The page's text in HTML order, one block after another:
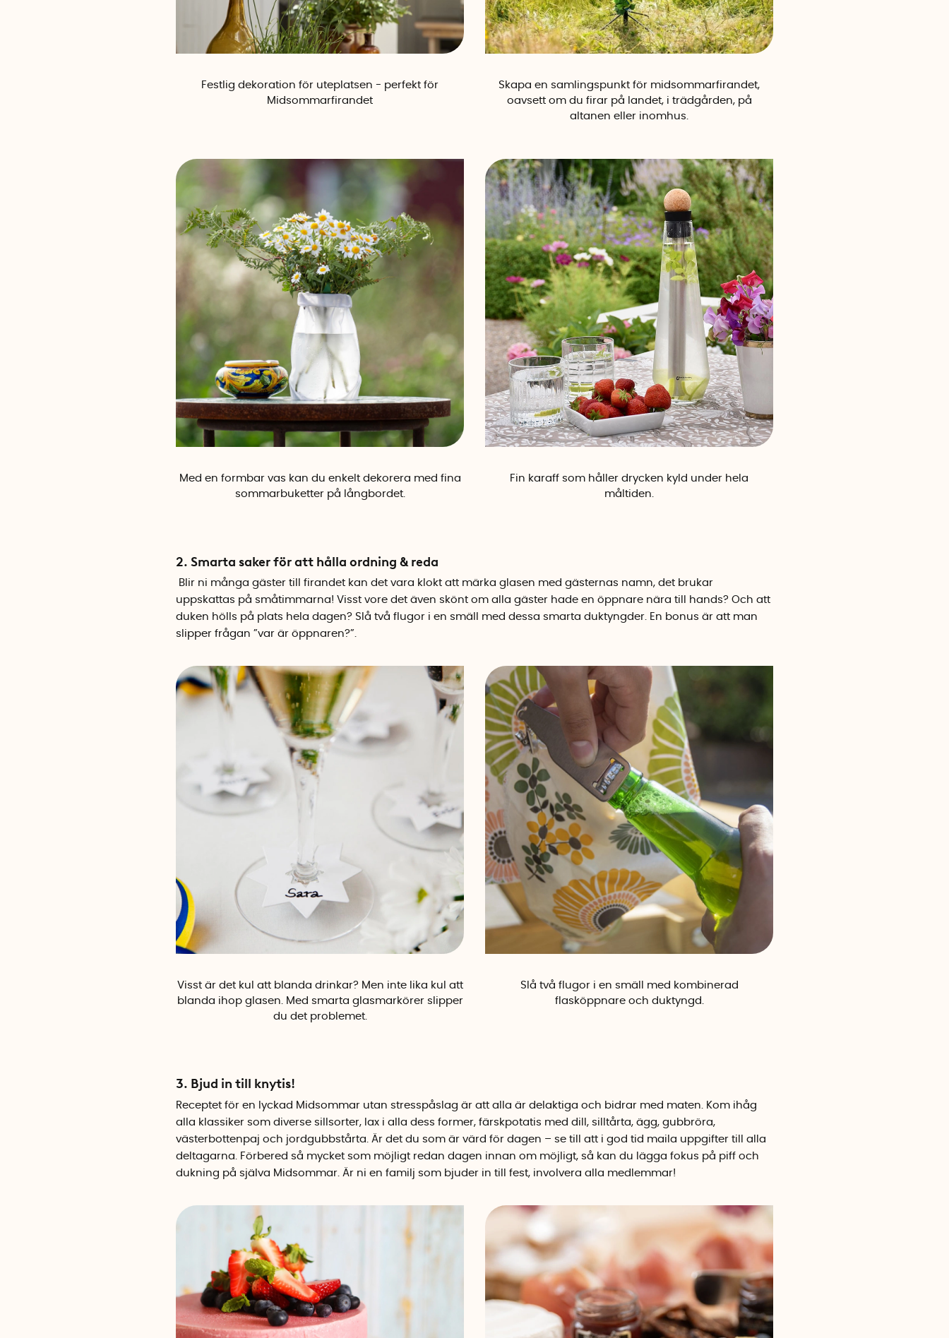
Festlig dekoration för uteplatsen - perfekt för
Midsommarfirandet
Skapa en samlingspunkt för midsommarfirandet,
oavsett om du firar på landet, i trädgården, på
altanen eller inomhus.
Med en formbar vas kan du enkelt dekorera med fina
sommarbuketter på långbordet.
Fin karaff som håller drycken kyld under hela
måltiden.
2. Smarta saker för att hålla ordning & reda
Blir ni många gäster till firandet kan det vara klokt att märka glasen med gästernas namn, det brukar
uppskattas på småtimmarna! Visst vore det även skönt om alla gäster hade en öppnare nära till hands? Och att
duken hölls på plats hela dagen? Slå två flugor i en smäll med dessa smarta duktyngder. En bonus är att man
slipper frågan ”var är öppnaren?”.
Visst är det kul att blanda drinkar? Men inte lika kul att
blanda ihop glasen. Med smarta glasmarkörer slipper
du det problemet.
Slå två flugor i en smäll med kombinerad
flasköppnare och duktyngd.
3. Bjud in till knytis!
Receptet för en lyckad Midsommar utan stresspåslag är att alla är delaktiga och bidrar med maten. Kom ihåg
alla klassiker som diverse sillsorter, lax i alla dess former, färskpotatis med dill, silltårta, ägg, gubbröra,
västerbottenpaj och jordgubbstårta. Är det du som är värd för dagen – se till att i god tid maila uppgifter till alla
deltagarna. Förbered så mycket som möjligt redan dagen innan om möjligt, så kan du lägga fokus på piff och
dukning på själva Midsommar. Är ni en familj som bjuder in till fest, involvera alla medlemmar!